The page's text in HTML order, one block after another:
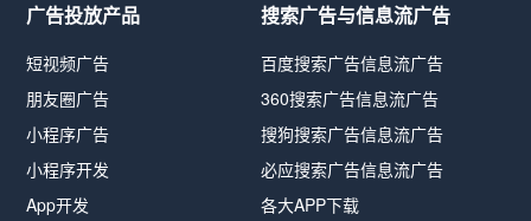
广告投放产品
短视频广告
朋友圈广告
小程序广告
小程序开发
App开发
搜索广告与信息流广告
百度搜索广告信息流广告
360搜索广告信息流广告
搜狗搜索广告信息流广告
必应搜索广告信息流广告
各大APP下载